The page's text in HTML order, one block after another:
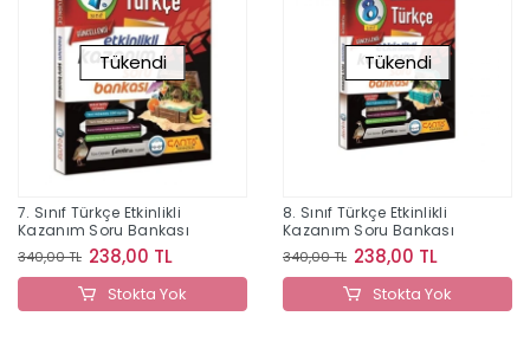
Tükendi
7. Sınıf Türkçe Etkinlikli
Kazanım Soru Bankası
340,00 TL 238,00 TL
Stokta Yok
Tükendi
8. Sınıf Türkçe Etkinlikli
Kazanım Soru Bankası
340,00 TL 238,00 TL
Stokta Yok